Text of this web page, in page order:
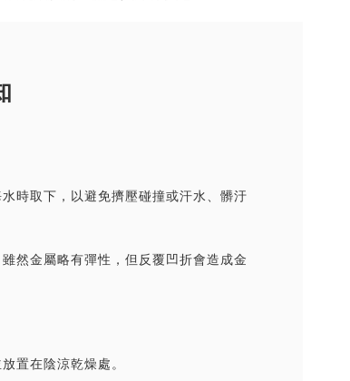
時取下，以避免擠壓碰撞或汗水、髒汙
然金屬略有彈性，但反覆凹折會造成金
置在陰涼乾燥處。